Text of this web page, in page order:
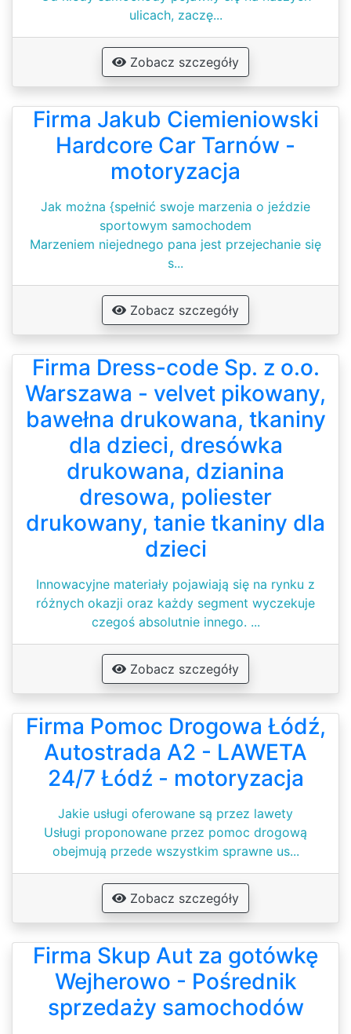
ulicach, zaczę...
Zobacz szczegóły
Firma Jakub Ciemieniowski
Hardcore Car Tarnów -
motoryzacja
Jak można {spełnić swoje marzenia o jeździe
sportowym samochodem
Marzeniem niejednego pana jest przejechanie się
s...
Zobacz szczegóły
Firma Dress-code Sp. z o.o.
Warszawa - velvet pikowany,
bawełna drukowana, tkaniny
dla dzieci, dresówka
drukowana, dzianina
dresowa, poliester
drukowany, tanie tkaniny dla
dzieci
Innowacyjne materiały pojawiają się na rynku z
różnych okazji oraz każdy segment wyczekuje
czegoś absolutnie innego. ...
Zobacz szczegóły
Firma Pomoc Drogowa Łódź,
Autostrada A2 - LAWETA
24/7 Łódź - motoryzacja
Jakie usługi oferowane są przez lawety
Usługi proponowane przez pomoc drogową
obejmują przede wszystkim sprawne us...
Zobacz szczegóły
Firma Skup Aut za gotówkę
Wejherowo - Pośrednik
sprzedaży samochodów